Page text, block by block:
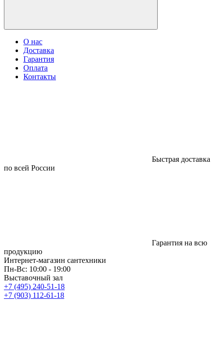
О нас
Доставка
Гарантия
Оплата
Контакты
Быстрая доставка
по всей России
Гарантия на всю
продукцию
Интернет-магазин сантехники
Пн-Вс: 10:00 - 19:00
Выставочный зал
+7 (495) 240-51-18
+7 (903) 112-61-18